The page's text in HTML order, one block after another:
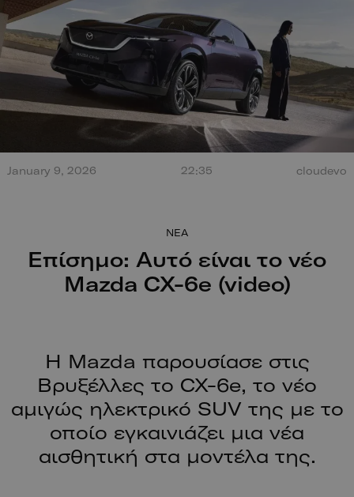
Τεράστια έκρηξη από
περπατώντας!
January 9, 2026 22:35 cloudevo
Επίσημο: Αυτό είναι το νέο
Mazda CX-6e (video)
NEA
Η Mazda παρουσίασε στις
Βρυξέλλες το CX-6e, το νέο
αμιγώς ηλεκτρικό SUV της με το
οποίο εγκαινιάζει μια νέα
αισθητική στα μοντέλα της.